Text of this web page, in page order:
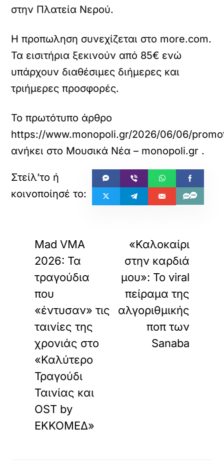
στην Πλατεία Νερού.
Η προπωληση συνεχίζεται στο more.com.
Τα εισιτήρια ξεκινούν από 85€ ενώ
υπάρχουν διαθέσιμες διήμερες και
τριήμερες προσφορές.
Το πρωτότυπο άρθρο
https://www.monopoli.gr/2026/06/06/
ανήκει στο Μουσικά Νέα – monopoli.gr .
Mad VMA
2026: Τα
τραγούδια
που
«έντυσαν» τις
ταινίες της
χρονιάς στο
«Καλύτερο
Τραγούδι
Ταινίας και
OST by
ΕΚΚΟΜΕΔ»
«Καλοκαίρι
στην καρδιά
μου»: Το viral
πείραμα της
αλγοριθμικής
ποπ των
Sanaba